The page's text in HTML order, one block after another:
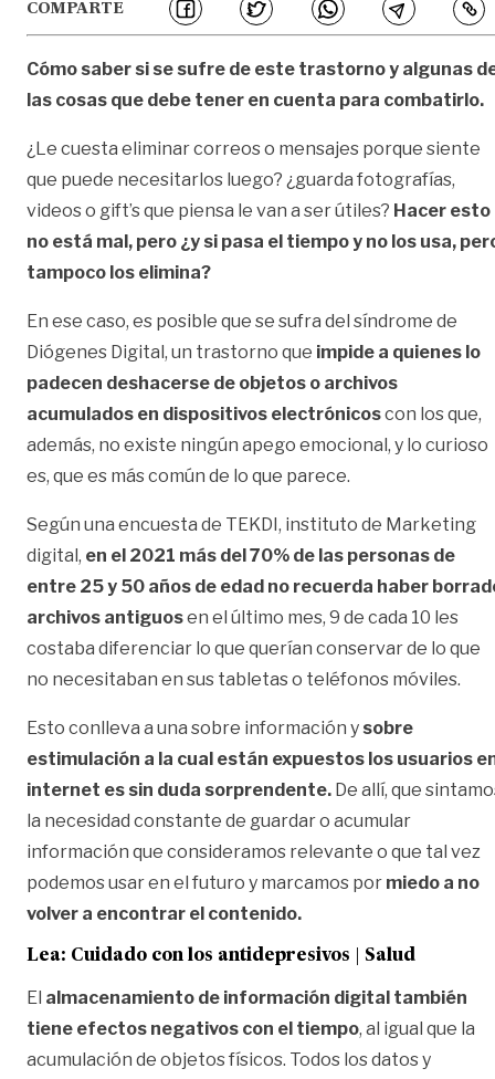
COMPARTE
Cómo saber si se sufre de este trastorno y algunas
las cosas que debe tener en cuenta para combatirlo.
¿Le cuesta eliminar correos o mensajes porque siente
que puede necesitarlos luego? ¿guarda fotografías,
videos o gift’s que piensa le van a ser útiles? Hacer esto
no está mal, pero ¿y si pasa el tiempo y no los usa,
tampoco los elimina?
En ese caso, es posible que se sufra del síndrome de
Diógenes Digital, un trastorno que impide a quienes lo
padecen deshacerse de objetos o archivos
acumulados en dispositivos electrónicoscon los que,
además, no existe ningún apego emocional, y lo curioso
es, que es más común de lo que parece.
Según una encuesta de TEKDI , instituto de Marketing
digital, en el 2021 más del 70% de las personas de
entre 25 y 50 años de edad no recuerda haber
archivos antiguosen el último mes, 9 de cada 10 les
costaba diferenciar lo que querían conservar de lo que
no necesitaban en sus tabletas o teléfonos móviles.
Esto conlleva a una sobre información y sobre
estimulación a la cual están expuestos los usuarios
internet es sin duda sorprendente. De allí, que
la necesidad constante de guardar o acumular
información que consideramos relevante o que tal vez
podemos usar en el futuro y marcamos por miedo a no
volver a encontrar el contenido.
Lea: Cuidado con los antidepresivos | Salud
El almacenamiento de información digital también
tiene efectos negativos con el tiempo, al igual que la
acumulación de objetos físicos. Todos los datos y